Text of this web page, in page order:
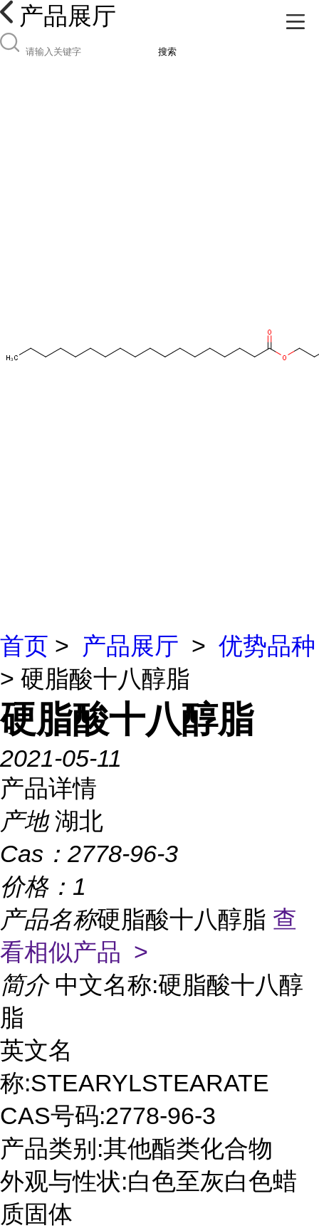
产品展厅
搜索
首页 > 产品展厅 > 优势品种
> 硬脂酸十八醇脂
硬脂酸十八醇脂
2021-05-11
产品详情
产地 湖北
Cas： 2778-96-3
价格： 1
产品名称硬脂酸十八醇脂 查
看相似产品 >
简介 中文名称:硬脂酸十八醇
脂
英文名
称:STEARYLSTEARATE
CAS号码:2778-96-3
产品类别:其他酯类化合物
外观与性状:白色至灰白色蜡
质固体